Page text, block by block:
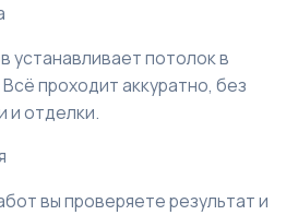
устанавливает потолок в
проходит аккуратно, без
и отделки.
вы проверяете результат и